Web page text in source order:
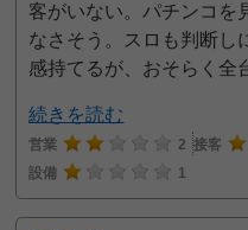
客がいない。パチンコを
なさそう。スロも判断し
感持てるが、おそらく全
続きを読む
営業 2 接客
設備
1